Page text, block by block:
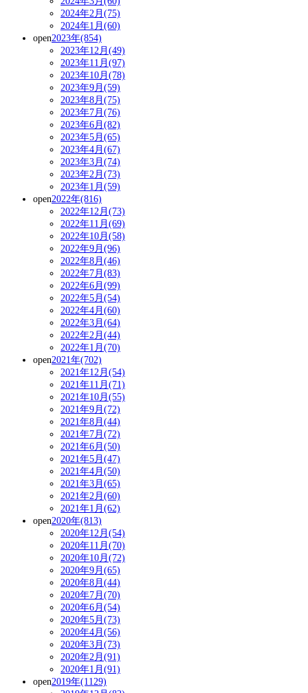
2024年2月(75)
2024年1月(60)
open2023年(854)
2023年12月(49)
2023年11月(97)
2023年10月(78)
2023年9月(59)
2023年8月(75)
2023年7月(76)
2023年6月(82)
2023年5月(65)
2023年4月(67)
2023年3月(74)
2023年2月(73)
2023年1月(59)
open2022年(816)
2022年12月(73)
2022年11月(69)
2022年10月(58)
2022年9月(96)
2022年8月(46)
2022年7月(83)
2022年6月(99)
2022年5月(54)
2022年4月(60)
2022年3月(64)
2022年2月(44)
2022年1月(70)
open2021年(702)
2021年12月(54)
2021年11月(71)
2021年10月(55)
2021年9月(72)
2021年8月(44)
2021年7月(72)
2021年6月(50)
2021年5月(47)
2021年4月(50)
2021年3月(65)
2021年2月(60)
2021年1月(62)
open2020年(813)
2020年12月(54)
2020年11月(70)
2020年10月(72)
2020年9月(65)
2020年8月(44)
2020年7月(70)
2020年6月(54)
2020年5月(73)
2020年4月(56)
2020年3月(73)
2020年2月(91)
2020年1月(91)
open2019年(1129)